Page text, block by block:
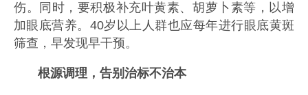
伤。同时，要积极补充叶黄素、胡萝卜素等，以增
加眼底营养。40岁以上人群也应每年进行眼底黄斑
筛查，早发现早干预。
根源调理，告别治标不治本